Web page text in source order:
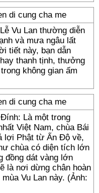
Vu Lan thường diễn
và mưa ngâu lất
tiết này, bạn dẫn
thanh tịnh, thưởng
không gian ấm
Là một trong
Việt Nam, chùa Bái
lợi Phật từ Ấn Độ về,
chùa có diện tích lớn
đồng dát vàng lớn
là nơi dừng chân hoàn
Vu Lan này. (Ảnh: